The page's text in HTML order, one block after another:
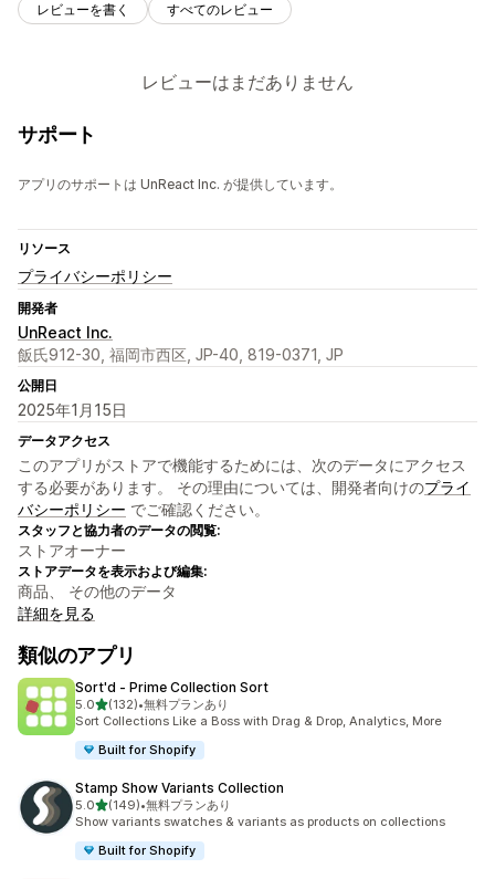
レビューを書く すべてのレビュー
レビューはまだありません
サポート
アプリのサポートは UnReact Inc. が提供しています。
リソース
プライバシーポリシー
開発者
UnReact Inc.
飯氏912-30, 福岡市西区, JP-40, 819-0371, JP
公開日
2025年1月15日
データアクセス
このアプリがストアで機能するためには、次のデータにアクセス
する必要があります。 その理由については、開発者向けのプライ
バシーポリシー でご確認ください。
スタッフと協力者のデータの閲覧:
ストアオーナー
ストアデータを表示および編集:
商品、 その他のデータ
詳細を見る
類似のアプリ
Sort'd ‑ Prime Collection Sort
5.05つ星中
(132)
合計レビュー数：132件
•無料プランあり
Sort Collections Like a Boss with Drag & Drop, Analytics, More
Built for Shopify
Stamp Show Variants Collection
5.05つ星中
(149)
合計レビュー数：149件
•無料プランあり
Show variants swatches & variants as products on collections
Built for Shopify